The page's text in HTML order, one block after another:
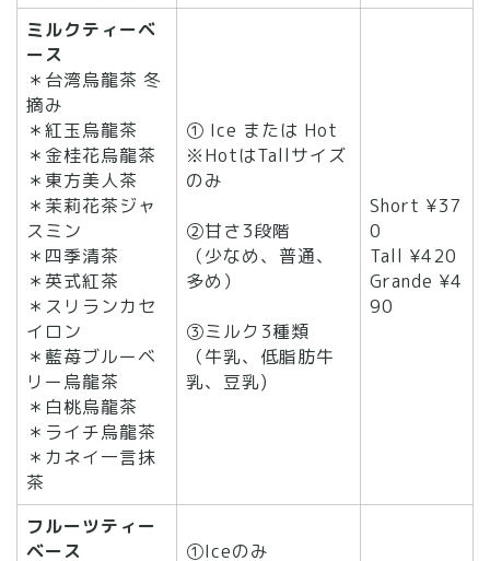
ミルクティーベ
ース
＊台湾烏龍茶 冬
摘み
＊紅玉烏龍茶
＊金桂花烏龍茶
＊東方美人茶
＊茉莉花茶ジャ
スミン
＊四季清茶
＊英式紅茶
＊スリランカセ
イロン
＊藍苺ブルーベ
リー烏龍茶
＊白桃烏龍茶
＊ライチ烏龍茶
＊カネイ一言抹
茶
① Ice または Hot
※HotはTallサイズ
のみ
②甘さ3段階
（少なめ、普通、
多め）
③ミルク3種類
（牛乳、低脂肪牛
乳、豆乳)
Short ¥37
0
Tall ¥420
Grande ¥4
90
フルーツティー
ベース
①Iceのみ